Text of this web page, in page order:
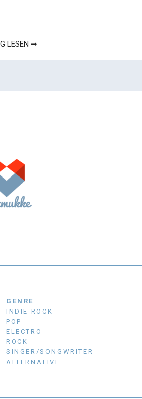
LESEN ➞
GENRE
INDIE ROCK
POP
ELECTRO
ROCK
SINGER/SONGWRITER
ALTERNATIVE